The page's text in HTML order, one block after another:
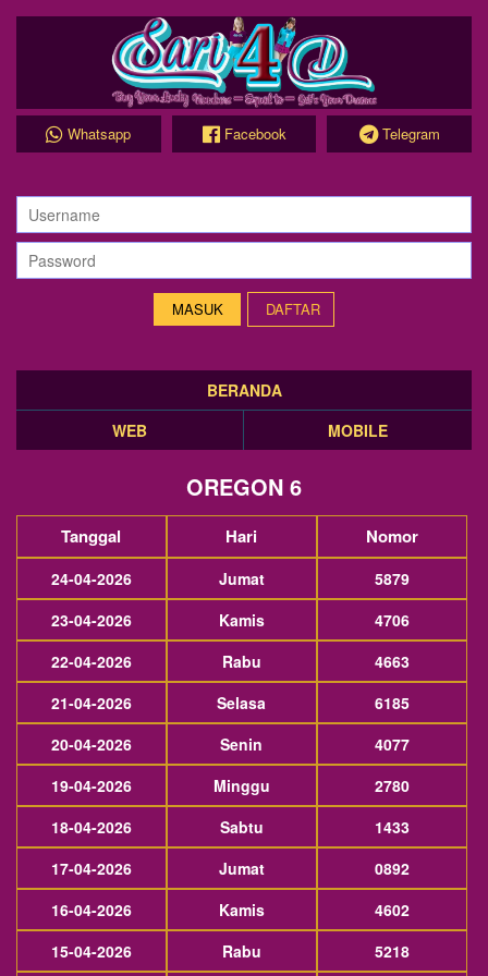
Whatsapp Facebook Telegram
DAFTAR
BERANDA
WEB
MOBILE
OREGON 6
Tanggal Hari Nomor
24-04-2026 Jumat
5879
23-04-2026
Kamis
4706
22-04-2026
Rabu
4663
21-04-2026
Selasa
6185
20-04-2026
Senin
4077
19-04-2026
Minggu
2780
18-04-2026
Sabtu
1433
17-04-2026
Jumat
0892
16-04-2026
Kamis
4602
15-04-2026
Rabu 5218